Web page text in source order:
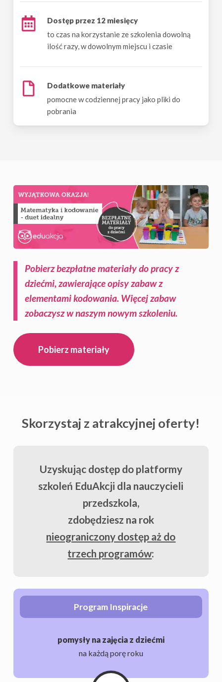
Dostęp przez 12 miesięcy
to czas na korzystanie ze szkolenia dowolną
ilość razy, w dowolnym miejscu i czasie
Dodatkowe materiały
pomocne w codziennej pracy jako pliki do
pobrania
Pobierz bezpłatne materiały do pracy z
dziećmi, zawierające opisy zabaw z
elementami kodowania. Więcej zabaw
zobaczysz w naszym nowym szkoleniu.
Pobierz materiały
Skorzystaj z atrakcyjnej oferty!
Uzyskując dostęp do platformy
szkoleń EduAkcji dla nauczycieli
przedszkola,
zdobędziesz na rok
nieograniczony dostęp aż do
trzech programów:
Program Inspiracje
pomysły na zajęcia z dziećmi
na każdą porę roku